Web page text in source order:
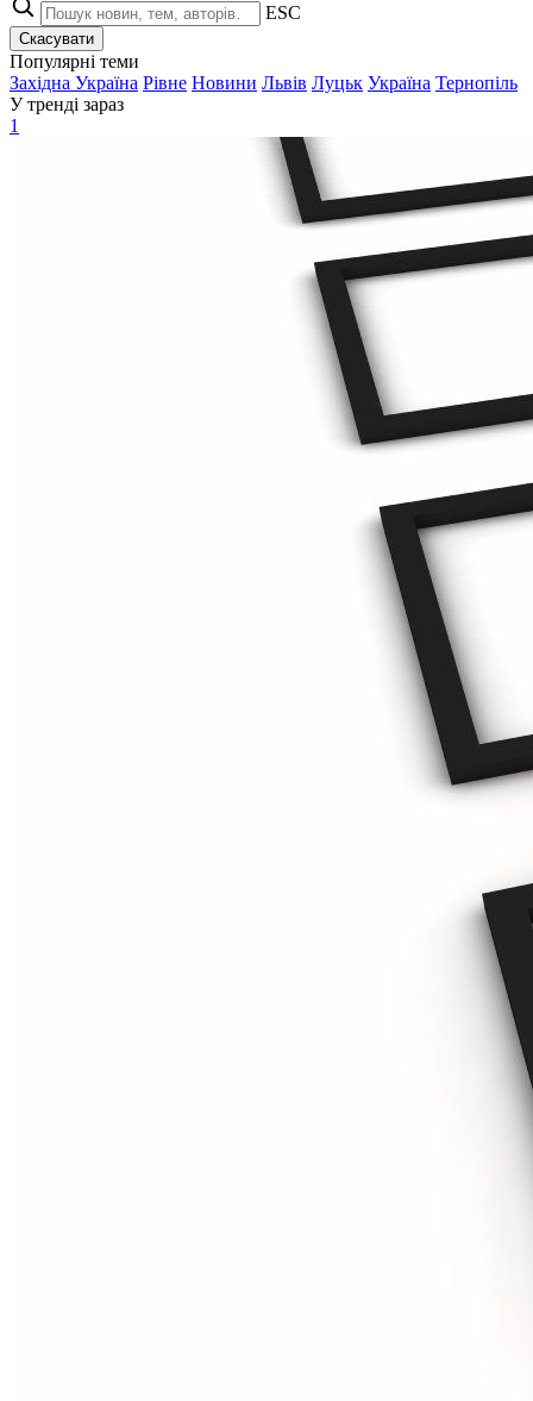
ESC
Скасувати
Популярні теми
Західна Україна Рівне Новини Львів Луцьк Україна Тернопіль
У тренді зараз
1